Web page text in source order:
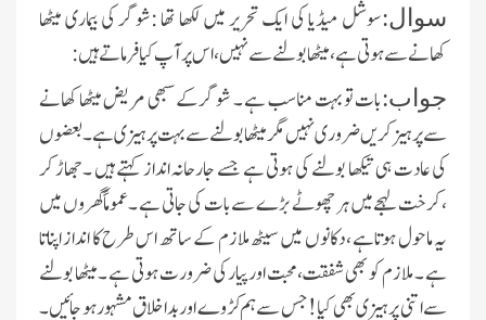
سوال:سوشل میڈیا کی ایک تحریر میں لکھا تھا :شوگر کی بیماری میٹھا
کھانے سے ہوتی ہے ،میٹھا بولنے سے نہیں ،اس پرآپ کیا فرماتے ہیں :
جواب:بات تو بہت مناسب ہے ۔ شوگر کے سبھی مریض میٹھا کھانے
سے پرہیز کریں ضروری نہیں مگر میٹھا بولنے سے بہت پرہیزی ہے ۔بعضوں
کی عادت ہی تیکھا بولنے کی ہوتی ہے جسے جارحانہ انداز کہتے ہیں ۔جھاڑ کر
،کرخت لہجے میں ہر چھوٹے بڑے سے بات کی جاتی ہے ۔عموما ًگھروں میں
یہ ماحول ہوتاہے ، دکانوں میں سیٹھ ملازم کے ساتھ اس طرح کا انداز اپناتا
ہے ۔ملازم کو بھی شفقت،محبت اور پیارکی ضرورت ہوتی ہے ۔میٹھا بولنے
سے اتنی پرہیزی بھی کیا! جس سے ہم کڑوے اور بداخلاق مشہور ہو جائیں ۔